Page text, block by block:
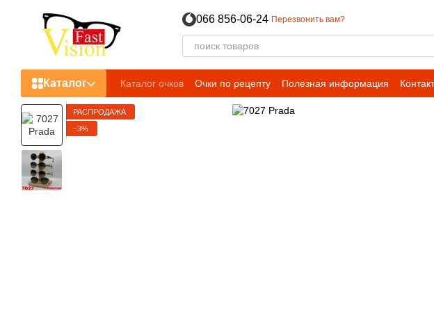
066 856-06-24 Перезвонить вам?
Каталог Каталог очков Очки по рецепту Полезная информация
РАСПРОДАЖА
−3%